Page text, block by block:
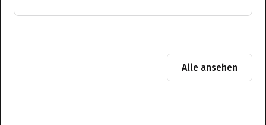
Alle ansehen